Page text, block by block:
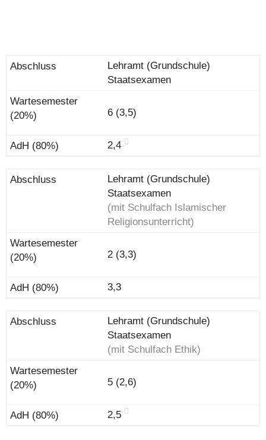
Lehramt (Grundschule)
Staatsexamen
6 (3,5)
2,4
Lehramt (Grundschule)
Staatsexamen
(mit Schulfach Islamischer
Religionsunterricht)
2 (3,3)
3,3
Lehramt (Grundschule)
Staatsexamen
(mit Schulfach Ethik)
5 (2,6)
2,5